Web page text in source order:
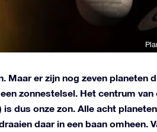
Maar er zijn nog zeven planeten
zonnestelsel. Het centrum
dus onze zon. Alle acht
daar in een baan omheen.